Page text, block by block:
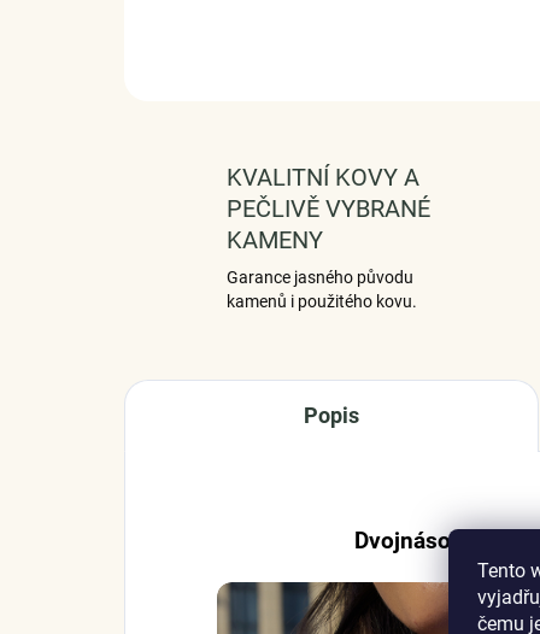
Tento
čemu
KVALITNÍ KOVY A
PEČLIVĚ VYBRANÉ
KAMENY
Garance jasného původu
kamenů i použitého kovu.
Popis
Dvojnásobná